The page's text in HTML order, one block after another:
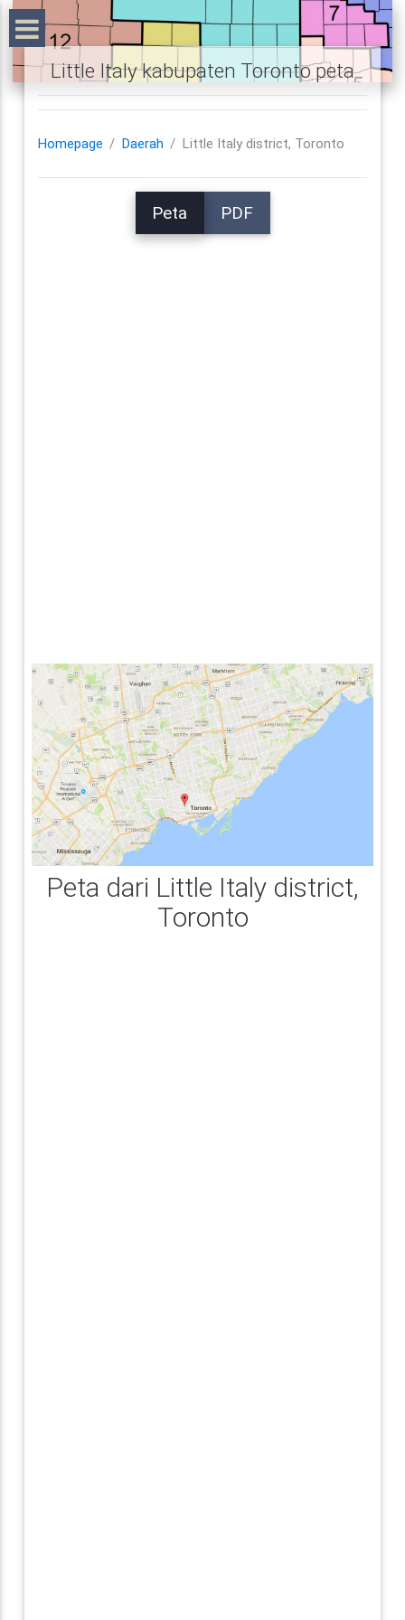
Little Italy kabupaten Toronto peta
Homepage Daerah Little Italy district, Toronto
Peta PDF
Peta dari Little Italy district,
Toronto